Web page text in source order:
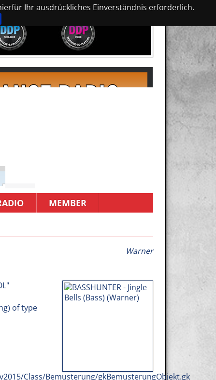
Ihr ausdrückliches Einverständnis erforderlich.
MEMBER
Warner
of type
Class/Bemusterung/gkBemusterungObjekt.gk